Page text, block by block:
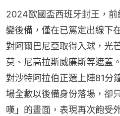
2024歐國盃西班牙封王，
變後備，僅在已篤定出線下
對阿爾巴尼亞取得入球，光
莫、尼高拉斯威廉斯等遮蓋
對沙特阿拉伯正選上陣81分
場全數以後備身份落場，卻
嘆」的畫面，表現再次飽受